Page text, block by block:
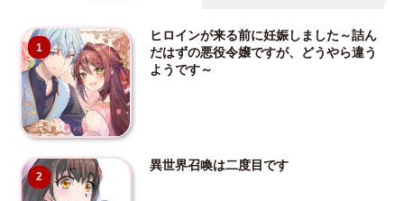
1
ヒロインが来る前に妊娠しました～詰ん
だはずの悪役令嬢ですが、どうやら違う
ようです～
2
異世界召喚は二度目です